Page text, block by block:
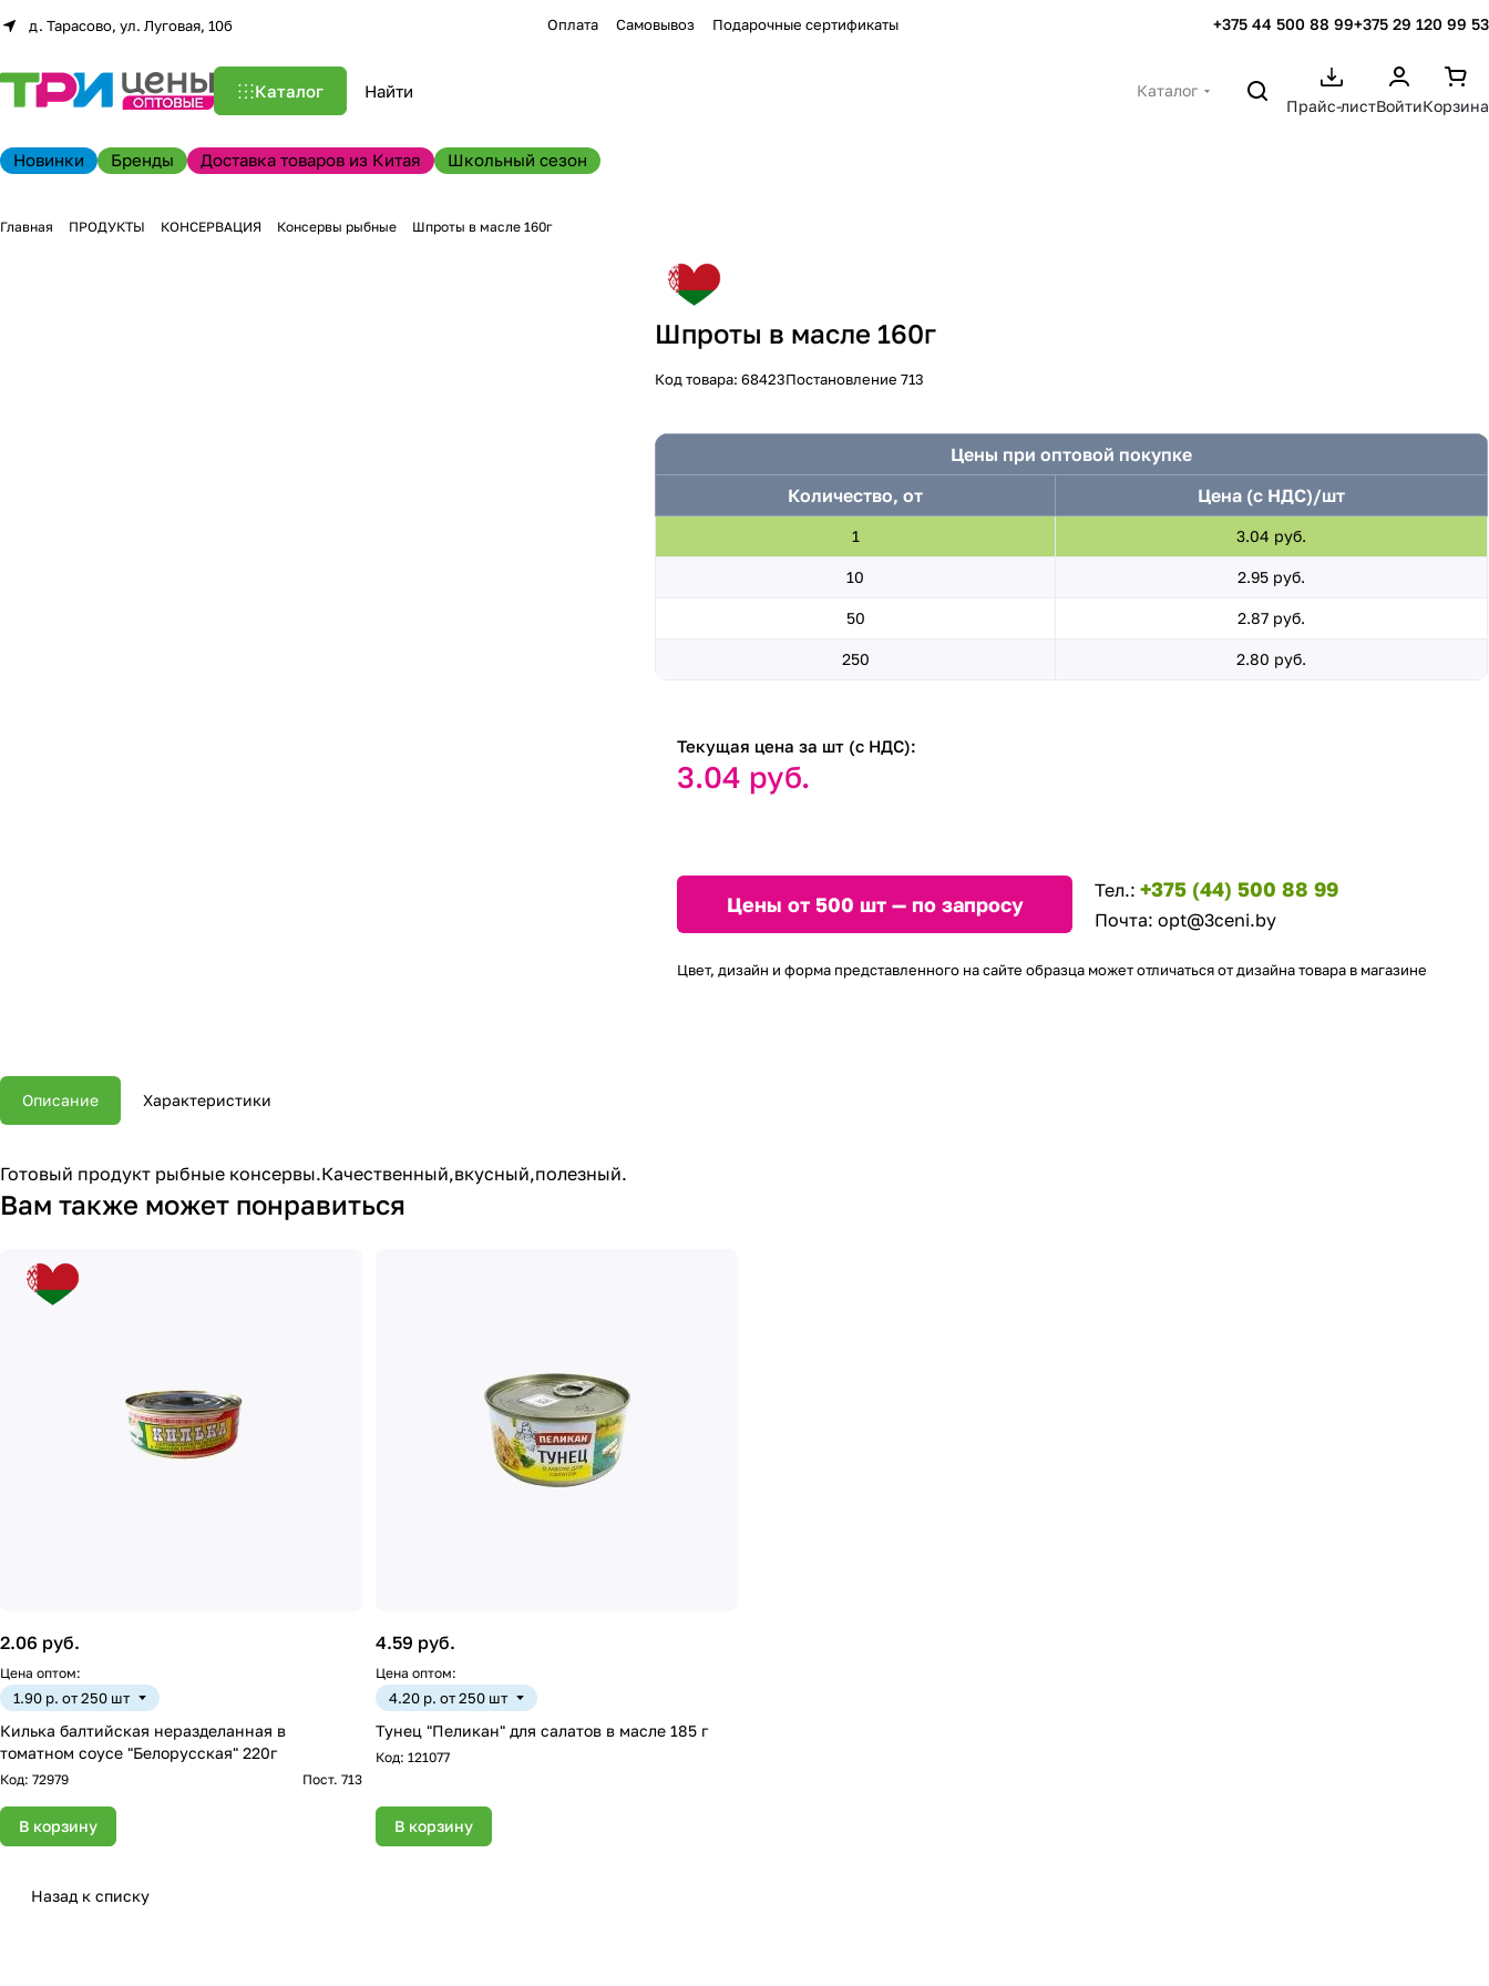
д. Тарасово, ул. Луговая, 10б Оплата Самовывоз Подарочные сертификаты +375 44 500 88 99+375 29 120 99 53
Каталог
Каталог
Прайс-листВойтиКорзина
Новинки Бренды Доставка товаров из Китая Школьный сезон
Главная ПРОДУКТЫ КОНСЕРВАЦИЯ Консервы рыбные Шпроты в масле 160г
Шпроты в масле 160г
Код товара:68423Постановление 713
Цены при оптовой покупке
Количество, от
Цена (с НДС)/шт
1 3.04 руб.
10 2.95 руб.
50 2.87 руб.
250 2.80 руб.
Текущая цена за шт (с НДС):
3.04 руб.
Цены от 500 шт — по запросу
Тел.: +375 (44) 500 88 99
Почта: opt@3ceni.by
Цвет, дизайн и форма представленного на сайте образца может отличаться от дизайна товара в магазине
Описание Характеристики
Готовый продукт рыбные консервы.Качественный,вкусный,полезный.
Вам также может понравиться
2.06 руб.
Цена оптом:
1.90 р. от 250 шт
Килька балтийская неразделанная в
томатном соусе "Белорусская" 220г
Код: 72979 Пост. 713
В корзину
4.59 руб.
Цена оптом:
4.20 р. от 250 шт
Тунец "Пеликан" для салатов в масле 185 г
Код: 121077
В корзину
Назад к списку